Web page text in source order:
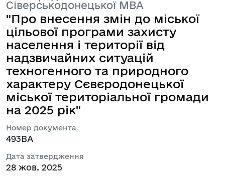
Сіверськодонецької МВА
"Про внесення змін до міської
цільової програми захисту
населення і території від
надзвичайних ситуацій
техногенного та природного
характеру Сєвєродонецької
міської територіальної громади
на 2025 рік"
Номер документа
493ВА
Дата затвердження
28 жов. 2025